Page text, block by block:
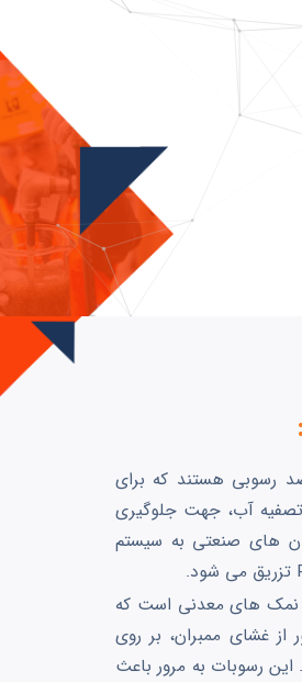
رسوبی هستند که برای
آب، جهت جلوگیری
های صنعتی به سیستم
نمک های معدنی است که
از غشای ممبران، بر روی
رسوبات به مرور باعث